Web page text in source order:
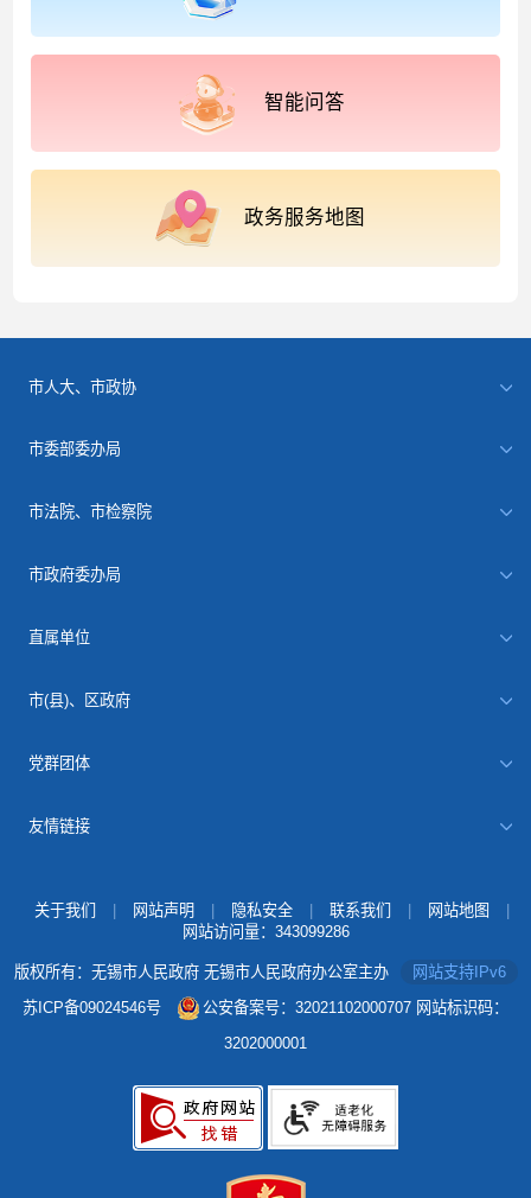
智能问答
政务服务地图
市人大、市政协
市委部委办局
市法院、市检察院
市政府委办局
直属单位
市(县)、区政府
党群团体
友情链接
关于我们 | 网站声明 | 隐私安全 | 联系我们 | 网站地图
|
网站访问量： 343099286
版权所有：无锡市人民政府 无锡市人民政府办公室主办
网站支持IPv6
苏ICP备09024546号
公安备案号：32021102000707 网站标识码：
3202000001